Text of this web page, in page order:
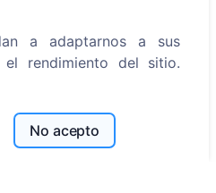
y usuarios
de privacidad
de pagos
a adaptarnos a sus
el rendimiento del sitio.
No acepto